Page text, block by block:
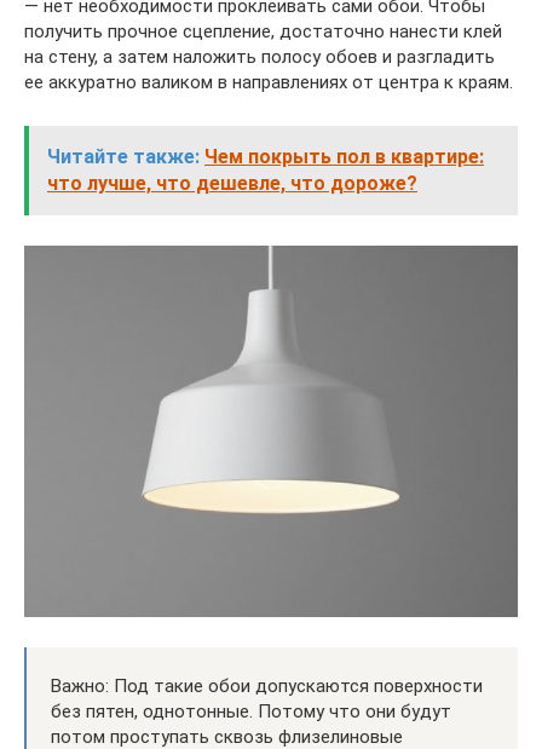
— нет необходимости проклеивать сами обои. Чтобы
получить прочное сцепление, достаточно нанести клей
на стену, а затем наложить полосу обоев и разгладить
ее аккуратно валиком в направлениях от центра к краям.
Читайте также: Чем покрыть пол в квартире:
что лучше, что дешевле, что дороже?
Важно: Под такие обои допускаются поверхности
без пятен, однотонные. Потому что они будут
потом проступать сквозь флизелиновые